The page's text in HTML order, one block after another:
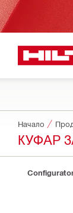
Начало
КУФАР